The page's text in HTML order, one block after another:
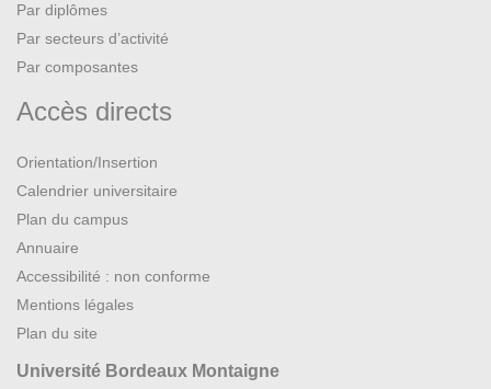
Par diplômes
Par secteurs d’activité
Par composantes
Accès directs
Orientation/Insertion
Calendrier universitaire
Plan du campus
Annuaire
Accessibilité : non conforme
Mentions légales
Plan du site
Université Bordeaux Montaigne